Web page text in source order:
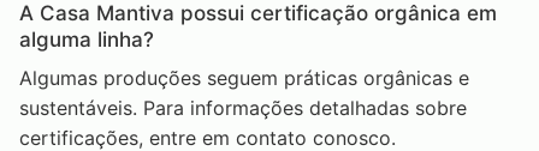
A Casa Mantiva possui certificação orgânica em
alguma linha?
Algumas produções seguem práticas orgânicas e
sustentáveis. Para informações detalhadas sobre
certificações, entre em contato conosco.